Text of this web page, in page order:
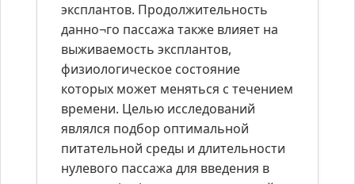
эксплантов. Продолжительность
данно¬го пассажа также влияет на
выживаемость эксплантов,
физиологическое состояние
которых может меняться с течением
времени. Целью исследований
являлся подбор оптимальной
питательной среды и длительности
нулевого пассажа для введения в